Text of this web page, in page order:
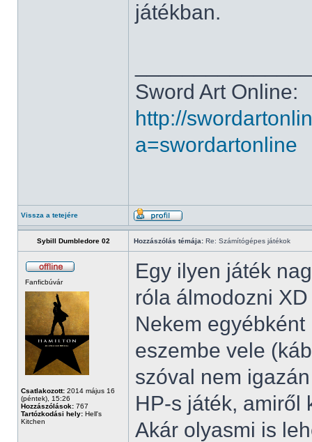
játékban.
Sword Art Online:
http://
a=swordartonline
Vissza a tetejére
Sybill Dumbledore 02 Hozzászólás témája: Re: Számítógépes játékok
Fanficbúvár
Csatlakozott: 2014 május 16
(péntek), 15:26
Hozzászólások: 767
Tartózkodási hely: Hell's
Kitchen
Egy ilyen játék
róla álmodozni XD
Nekem
eszembe vele
szóval nem
HP-s játék, amiről
Akár olyasmi is